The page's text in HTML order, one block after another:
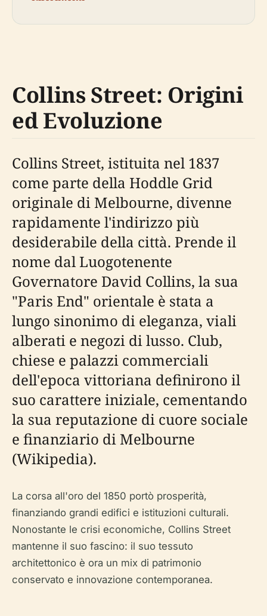
Collins Street: Origini
ed Evoluzione
Collins Street, istituita nel 1837
come parte della Hoddle Grid
originale di Melbourne, divenne
rapidamente l'indirizzo più
desiderabile della città. Prende il
nome dal Luogotenente
Governatore David Collins, la sua
"Paris End" orientale è stata a
lungo sinonimo di eleganza, viali
alberati e negozi di lusso. Club,
chiese e palazzi commerciali
dell'epoca vittoriana definirono il
suo carattere iniziale, cementando
la sua reputazione di cuore sociale
e finanziario di Melbourne
(Wikipedia).
La corsa all'oro del 1850 portò prosperità,
finanziando grandi edifici e istituzioni culturali.
Nonostante le crisi economiche, Collins Street
mantenne il suo fascino: il suo tessuto
architettonico è ora un mix di patrimonio
conservato e innovazione contemporanea.